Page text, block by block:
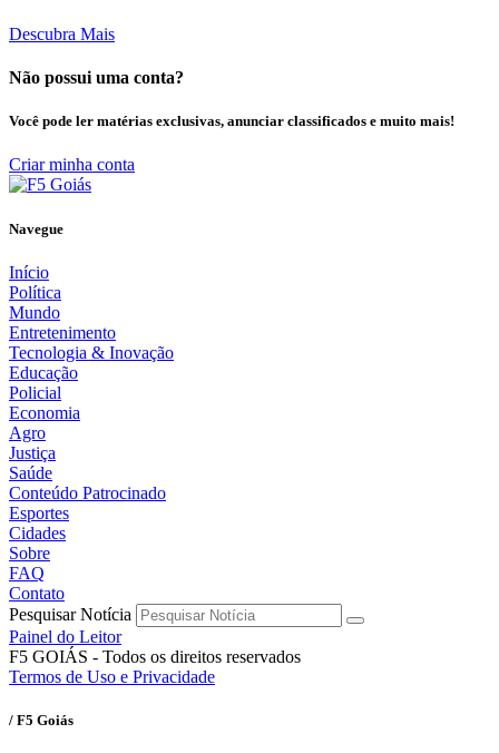
Descubra Mais
Não possui uma conta?
Você pode ler matérias exclusivas, anunciar classificados e muito mais!
Criar minha conta
Navegue
Início
Política
Mundo
Entretenimento
Tecnologia & Inovação
Educação
Policial
Economia
Agro
Justiça
Saúde
Conteúdo Patrocinado
Esportes
Cidades
Sobre
FAQ
Contato
Pesquisar Notícia
Painel do Leitor
F5 GOIÁS - Todos os direitos reservados
Termos de Uso e Privacidade
/ F5 Goiás